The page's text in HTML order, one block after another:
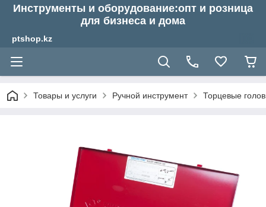
Инструменты и оборудование:опт и розница
для бизнеса и дома
ptshop.kz
Товары и услуги Ручной инструмент Торцевые